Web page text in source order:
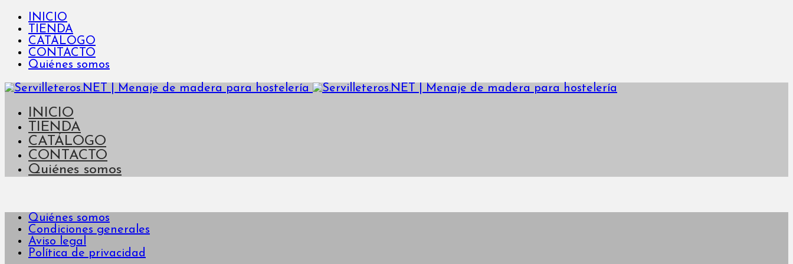
INICIO
TIENDA
CATÁLOGO
CONTACTO
Quiénes somos
INICIO
TIENDA
CATÁLOGO
CONTACTO
Quiénes somos
Quiénes somos
Condiciones generales
Aviso legal
Política de privacidad